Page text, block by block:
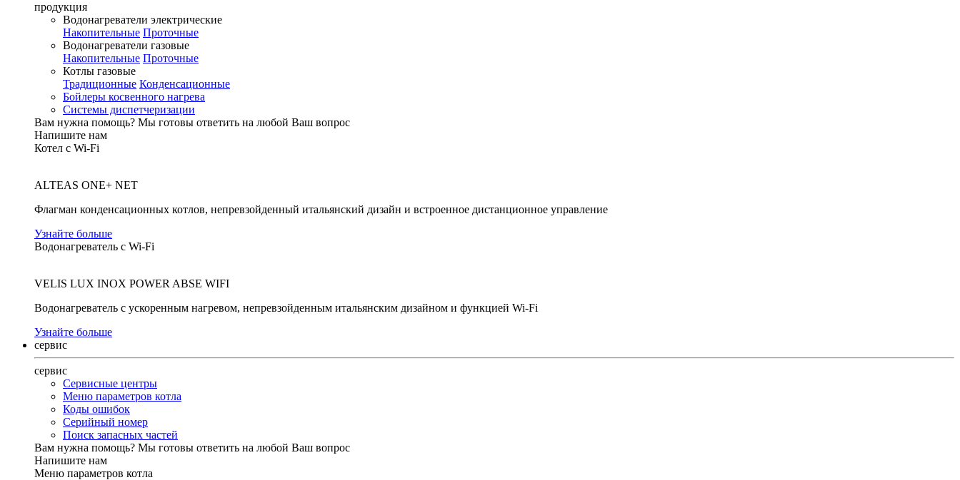
продукция
Водонагреватели электрические
Накопительные Проточные
Водонагреватели газовые
Накопительные Проточные
Котлы газовые
Традиционные Конденсационные
Бойлеры косвенного нагрева
Системы диспетчеризации
Вам нужна помощь? Мы готовы ответить на любой Ваш вопрос
Напишите нам
Котел с Wi-Fi
ALTEAS ONE+ NET
Флагман конденсационных котлов, непревзойденный итальянский дизайн и встроенное дистанционное управление
Узнайте больше
Водонагреватель с Wi-Fi
VELIS LUX INOX POWER ABSE WIFI
Водонагреватель с ускоренным нагревом, непревзойденным итальянским дизайном и функцией Wi-Fi
Узнайте больше
сервис
сервис
Сервисные центры
Меню параметров котла
Коды ошибок
Серийный номер
Поиск запасных частей
Вам нужна помощь? Мы готовы ответить на любой Ваш вопрос
Напишите нам
Меню параметров котла